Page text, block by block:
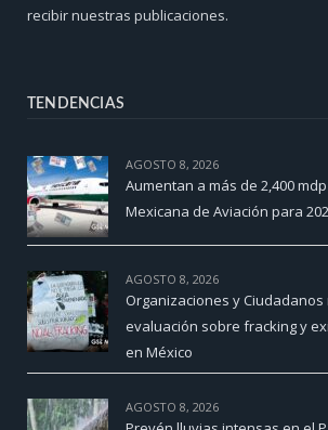
recibir nuestras publicaciones.
TENDENCIAS
AGOSTO 8, 2026
Aumentan a más de 2,400
Mexicana de Aviación para
AGOSTO 8, 2026
Organizaciones y
evaluación sobre fracking y
en México
AGOSTO 8, 2026